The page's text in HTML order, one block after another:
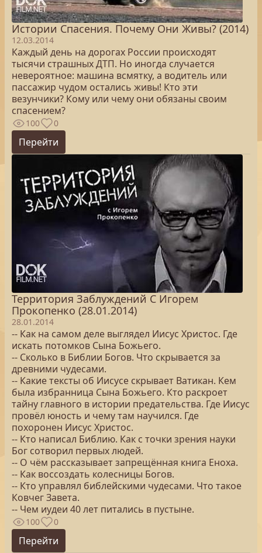
Истории Спасения. Почему Они Живы? (2014)
12.03.2014
Каждый день на дорогах России происходят
тысячи страшных ДТП. Но иногда случается
невероятное: машина всмятку, а водитель или
пассажир чудом остались живы! Кто эти
везунчики? Кому или чему они обязаны своим
спасением?
100 0
Перейти
Территория Заблуждений С Игорем
Прокопенко (28.01.2014)
28.01.2014
-- Как на самом деле выглядел Иисус Христос. Где
искать потомков Сына Божьего.
-- Сколько в Библии Богов. Что скрывается за
древними чудесами.
-- Какие тексты об Иисусе скрывает Ватикан. Кем
была избранница Сына Божьего. Кто раскроет
тайну главного в истории предательства. Где Иисус
провёл юность и чему там научился. Где
похоронен Иисус Христос.
-- Кто написал Библию. Как с точки зрения науки
Бог сотворил первых людей.
-- О чём рассказывает запрещённая книга Еноха.
-- Как воссоздать колесницы Богов.
-- Кто управлял библейскими чудесами. Что такое
Ковчег Завета.
-- Чем иудеи 40 лет питались в пустыне.
100 0
Перейти